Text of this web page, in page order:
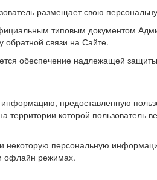
размещает свою
типовым документом
связи на Сайте.
обеспечение надлежащей
предоставленную
территории которой пользователь
некоторую персональную
офлайн режимах.